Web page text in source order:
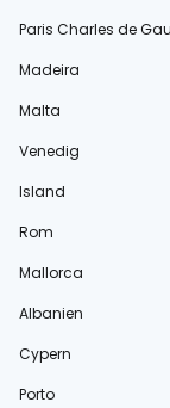
Paris Charles de
Madeira
Malta
Venedig
Island
Rom
Mallorca
Albanien
Cypern
Porto